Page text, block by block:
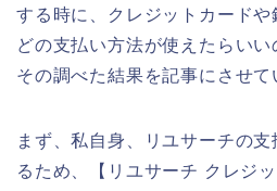
する時に、クレジットカード
どの支払い方法が使えたらいい
その調べた結果を記事にさせて
まず、私自身、リユサーチの
るため、【リユサーチ クレジ